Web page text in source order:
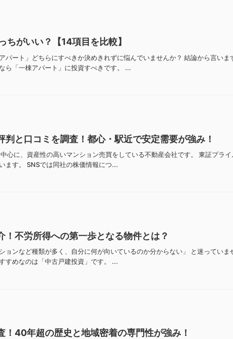
ちがいい？【14項目を比較】
パート」どちらにすべきか決めきれずに悩んでいませんか？ 結論から言いま
ら「一棟アパート」に投資すべきです。 ...
と口コミを調査！都心・駅近で安定需要が強み！
心に、資産性の高いマンション売買をしている不動産会社です。 東証プラ
ます。 SNSでは同社の株価情報につ...
不労所得への第一歩となる物件とは？
ンなど種類が多く、自分に何が向いているのか分からない」 と迷っていま
すめなのは「中古戸建投資」です。 ...
40年超の歴史と地域密着の専門性が強み！